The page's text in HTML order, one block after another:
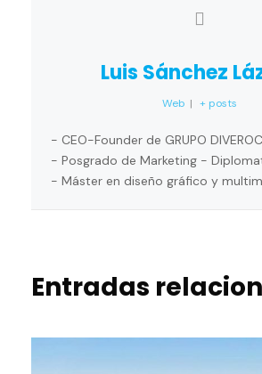
Luis Sánchez
Web | + posts
- CEO-Founder de GRUPO
- Posgrado de Marketing -
- Máster en diseño gráfico y
Entradas